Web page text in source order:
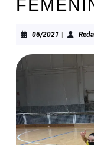
06/2021 06/2021